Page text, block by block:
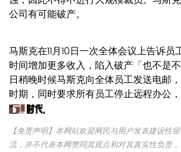
公司有可能破产。
马斯克在11月10日一次全体会议上告诉
时间增加更多收入，陷入破产「也不是
日稍晚时候马斯克向全体员工发送电邮
时期，同时要求所有员工停止远程办公，
【免责声明】本网站欢迎网民与用户发表建设性
流，并不代表本网赞同其观点和对其真实性负责